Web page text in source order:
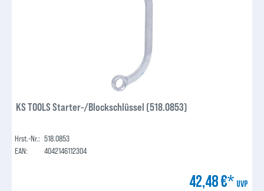
KS TOOLS Starter-/Blockschlüssel (518.0853)
Hrst.-Nr.: 518.0853
EAN:
4042146112304
42,48 €* UVP